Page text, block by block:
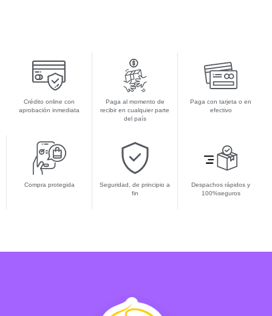
Crédito online con
aprobación inmediata
Paga al momento de
recibir en cualquier parte
del país
Paga con tarjeta o en
efectivo
Compra protegida
Seguridad, de principio a
fin
Despachos rápidos y
100%seguros